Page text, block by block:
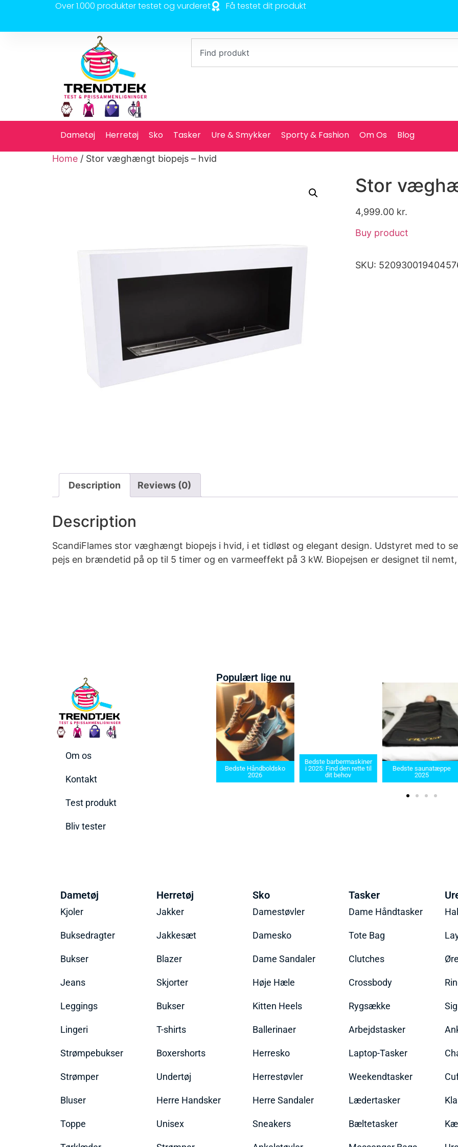
Over 1.000 produkter testet og vurderet Få testet dit produkt
Dametøj Herretøj Sko Tasker Ure & Smykker Sporty & Fashion Om Os Blog
Home / Stor væghængt biopejs – hvid
Stor
4,999.00 kr.
Buy product
SKU:
Description Reviews (0)
Description
ScandiFlames stor væghængt biopejs i hvid, i et tidløst og elegant design. Udstyret med to
pejs en brændetid på op til 5 timer og en varmeeffekt på 3 kW. Biopejsen er designet til
Om os
Kontakt
Test produkt
Bliv tester
Populært lige nu
2025
Bedste Håndboldsko
2026
Bedste barbermaskiner
i 2025: Find den rette til
dit behov
Bedste saunatæppe
2025
Dametøj
Kjoler
Buksedragter
Bukser
Jeans
Leggings
Lingeri
Strømpebukser
Strømper
Bluser
Toppe
Herretøj
Jakker
Jakkesæt
Blazer
Skjorter
Bukser
T-shirts
Boxershorts
Undertøj
Herre Handsker
Unisex
Sko
Damestøvler
Damesko
Dame Sandaler
Høje Hæle
Kitten Heels
Ballerinaer
Herresko
Herrestøvler
Herre Sandaler
Sneakers
Tasker
Dame Håndtasker
Tote Bag
Clutches
Crossbody
Rygsække
Arbejdstasker
Laptop-Tasker
Weekendtasker
Lædertasker
Bæltetasker